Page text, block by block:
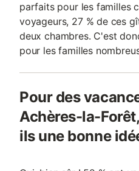
parfaits pour les familles
voyageurs, 27 % de ces
deux chambres. C'est
pour les familles
Pour des
Achères-la-
ils une bonne